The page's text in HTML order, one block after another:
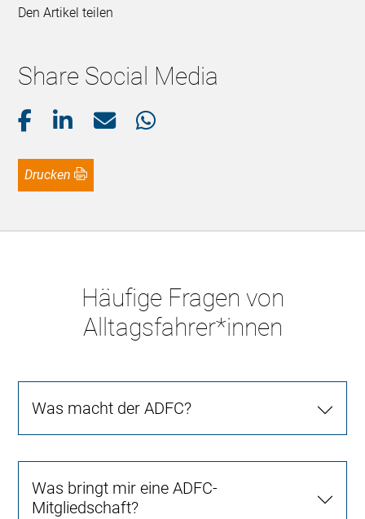
Den Artikel teilen
Share Social Media
Drucken
Häufige Fragen von
Alltagsfahrer*innen
Was macht der ADFC?
Was bringt mir eine ADFC-
Mitgliedschaft?